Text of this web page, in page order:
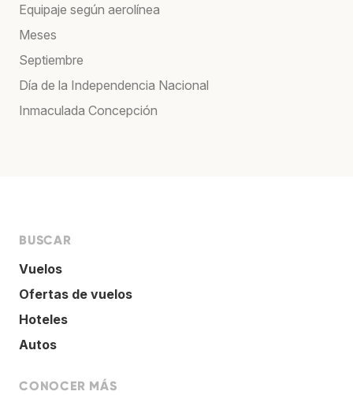
Equipaje según aerolínea
Meses
Septiembre
Día de la Independencia Nacional
Inmaculada Concepción
BUSCAR
Vuelos
Ofertas de vuelos
Hoteles
Autos
CONOCER MÁS